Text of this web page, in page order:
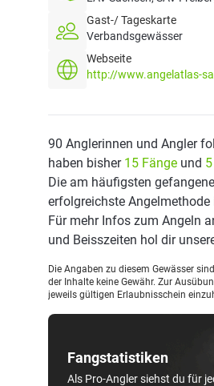
Gast-/ Tageskarte
Verbandsgewässer
Webseite
http://www.angelatlas-
Fangstatistiken
Als Pro-Angler siehst du für
90 Anglerinnen und Angler
haben bisher 15 Fänge und
Die am häufigsten
erfolgreichste Angelmethode
Für mehr Infos zum Angeln
und Beisszeiten hol dir
Die Angaben zu diesem Gewässer
der Inhalte keine Gewähr. Zur
jeweils gültigen Erlaubnisschein